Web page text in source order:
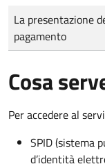
Tipo di pagamento
Importo
La presentazione
pagamento
Cosa
Per accedere al
SPID (sistema
d’identità